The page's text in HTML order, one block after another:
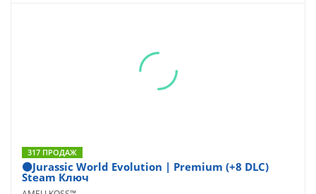
317 ПРОДАЖ
⚫Jurassic World Evolution | Premium (+8 DLC)
Steam Ключ